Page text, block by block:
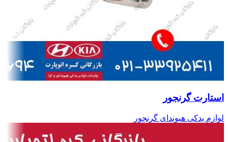
استارت گرنجور
لوازم یدکی هیوندای گرنجور